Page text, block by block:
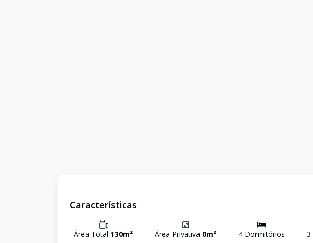
Características
Área Total 130m² Área Privativa 0m² 4Dormitórios 3